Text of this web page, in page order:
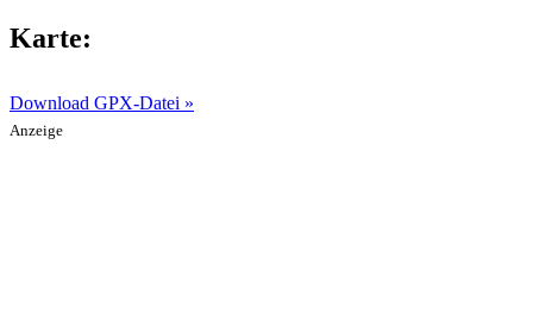
Karte:
Download GPX-Datei »
Anzeige